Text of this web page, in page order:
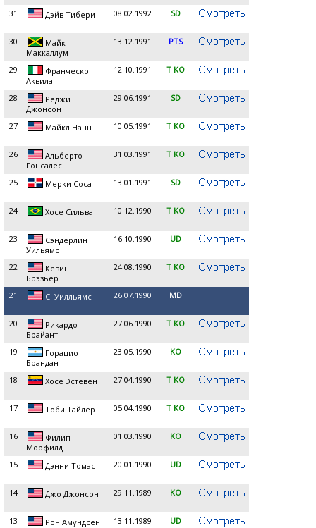
31 Дэйв Тибери 08.02.1992 SD
30
Майк
Маккаллум
13.12.1991 PTS
29
Франческо
Аквила
12.10.1991 T KO
28
Реджи
Джонсон
29.06.1991 SD
27 Майкл Нанн 10.05.1991 T KO
26
Альберто
Гонсалес
31.03.1991 T KO
25 Мерки Соса 13.01.1991 SD
24 Хосе Сильва 10.12.1990 T KO
23
Сэндерлин
Уильямс
16.10.1990 UD
22
Кевин
Брэзьер
24.08.1990 T KO
21 С. Уилльямс 26.07.1990 MD
20
Рикардо
Брайант
27.06.1990 T KO
19
Горацио
Брандан
23.05.1990 KO
18 Хосе Эстевен 27.04.1990 T KO
17 Тоби Тайлер 05.04.1990 T KO
16
Филип
Морфилд
01.03.1990 KO
15 Дэнни Томас 20.01.1990 UD
14 Джо Джонсон 29.11.1989 KO
13 Рон Амундсен 13.11.1989 UD